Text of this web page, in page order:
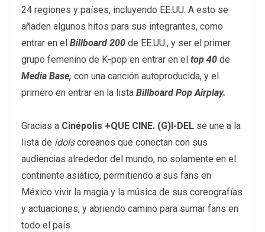
24 regiones y países, incluyendo EE.UU. A esto se
añaden algunos hitos para sus integrantes, como
entrar en el Billboard 200 de EE.UU., y ser el primer
grupo femenino de K-pop en entrar en el top 40 de
Media Base, con una canción autoproducida, y el
primero en entrar en la lista Billboard Pop Airplay.
Gracias a Cinépolis +QUE CINE. (G)I-DEL se une a la
lista de idolscoreanos que conectan con sus
audiencias alrededor del mundo, no solamente en el
continente asiático, permitiendo a sus fans en
México vivir la magia y la música de sus coreografías
y actuaciones, y abriendo camino para sumar fans en
todo el país.